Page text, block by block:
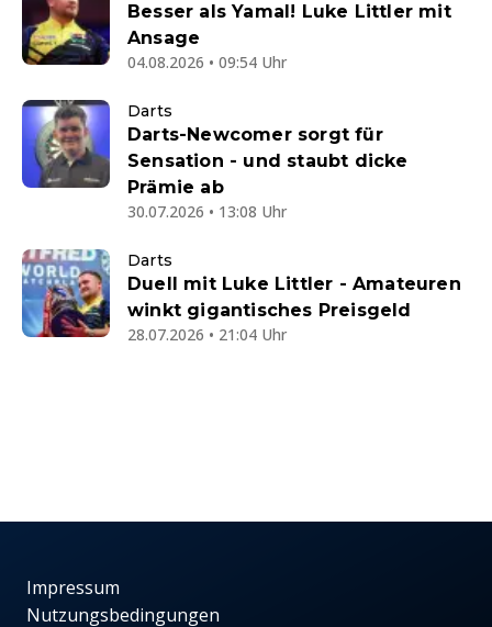
Besser als Yamal! Luke Littler mit
Ansage
04.08.2026 • 09:54 Uhr
Darts
Darts-Newcomer sorgt für
Sensation - und staubt dicke
Prämie ab
30.07.2026 • 13:08 Uhr
Darts
Duell mit Luke Littler - Amateuren
winkt gigantisches Preisgeld
28.07.2026 • 21:04 Uhr
Impressum
Nutzungsbedingungen